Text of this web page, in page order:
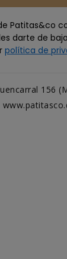
Patitas&co
darte de
política de
156